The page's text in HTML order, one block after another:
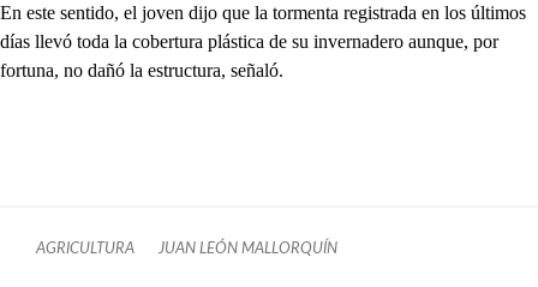
En este sentido, el joven dijo que la tormenta registrada en los últimos
días llevó toda la cobertura plástica de su invernadero aunque, por
fortuna, no dañó la estructura, señaló.
AGRICULTURA JUAN LEÓN MALLORQUÍN